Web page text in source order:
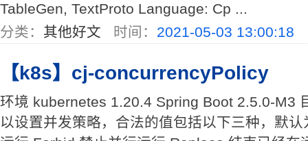
TableGen, TextProto Language: Cp ...
分类： 其他好文 时间： 2021-05-03 13:00:18
【k8s】cj-concurrencyPolicy
环境 kubernetes 1.20.4 Spring Boot 2.5.0-M3
以设置并发策略，合法的值包括以下三种，默